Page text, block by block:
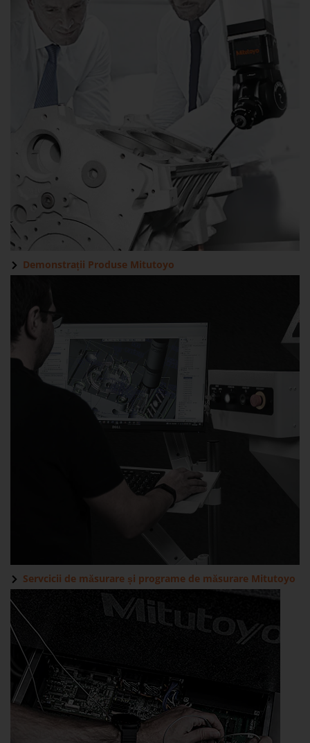
Demonstrații Produse Mitutoyo
Servcicii de măsurare și programe de măsurare Mitutoyo